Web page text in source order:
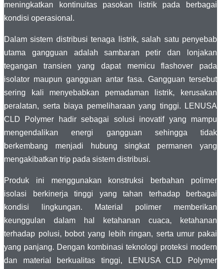
meningkatkan kontinuitas pasokan listrik pada berbagai
kondisi operasional.
Dalam sistem distribusi tenaga listrik, salah satu penyebab
utama gangguan adalah sambaran petir dan lonjakan
tegangan transien yang dapat memicu flashover pada
isolator maupun gangguan antar fasa. Gangguan tersebut
sering kali menyebabkan pemadaman listrik, kerusakan
peralatan, serta biaya pemeliharaan yang tinggi. LENUSA
CLD Polymer hadir sebagai solusi inovatif yang mampu
mengendalikan energi gangguan sehingga tidak
berkembang menjadi hubung singkat permanen yang
mengakibatkan trip pada sistem distribusi.
Produk ini menggunakan konstruksi berbahan polimer
isolasi berkinerja tinggi yang tahan terhadap berbagai
kondisi lingkungan. Material polimer memberikan
keunggulan dalam hal ketahanan cuaca, ketahanan
terhadap polusi, bobot yang lebih ringan, serta umur pakai
yang panjang. Dengan kombinasi teknologi proteksi modern
dan material berkualitas tinggi, LENUSA CLD Polymer